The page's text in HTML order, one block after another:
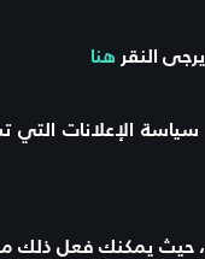
يرجى النقر هنا
الإعلانات
، حيث يمكنك فعل ذلك